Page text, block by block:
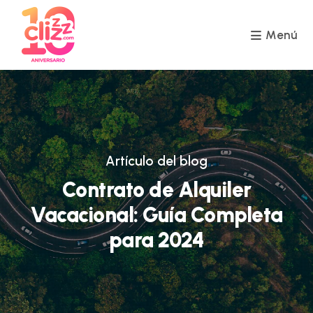
contenido
Menú
Artículo del blog
Contrato de Alquiler
Vacacional: Guía Completa
para 2024